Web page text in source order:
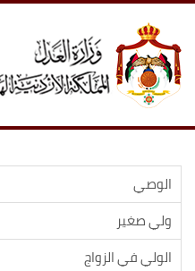
الوصي
ولي صغير
الولي في الزواج